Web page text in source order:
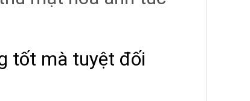
tốt mà tuyệt đối